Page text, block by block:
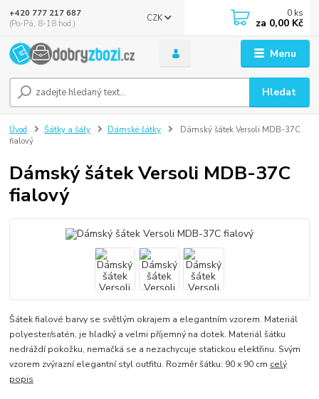
Menu
CZK
Hledat
+420 777 217 687
(Po-Pá, 8-18 hod.)
0 ks
za 0,00 Kč
Úvod Šátky a šály Dámské šátky
Dámský šátek Versoli MDB-37C
fialový
Dámský šátek Versoli MDB-37C
fialový
Šátek fialové barvy se světlým okrajem a elegantním vzorem. Materiál
polyester/satén, je hladký a velmi příjemný na dotek. Materiál šátku
nedráždí pokožku, nemačká se a nezachycuje statickou elektřinu. Svým
vzorem zvýrazní elegantní styl outfitu. Rozměr šátku: 90 x 90 cm celý
popis